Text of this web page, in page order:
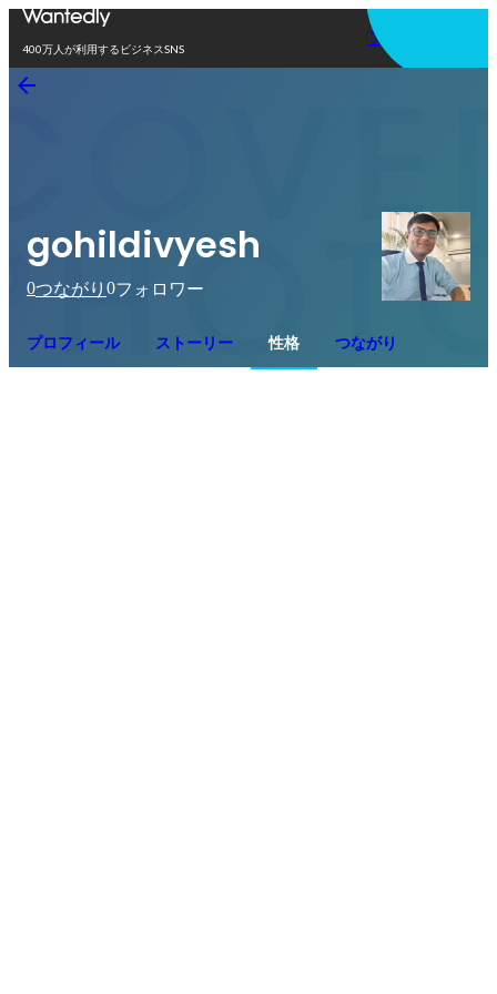
400万人が利用するビジネスSNS
アプリを使う
gohildivyesh
0つながり 0フォロワー
プロフィール ストーリー 性格 つながり